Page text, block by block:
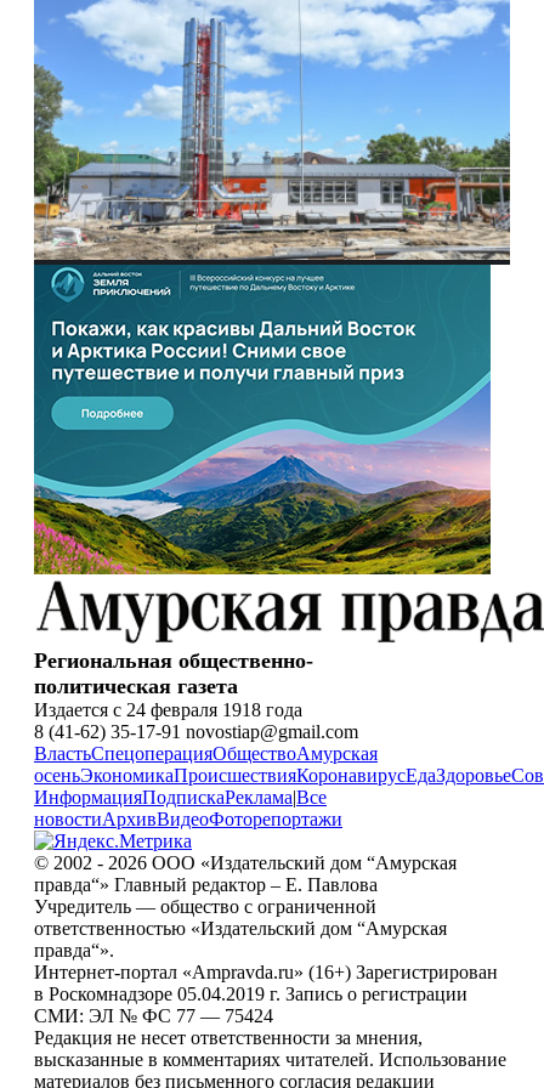
Региональная общественно-
политическая газета
Издается с 24 февраля 1918 года
8 (41-62) 35-17-91 novostiap@gmail.com
ВластьСпецоперацияОбществоАмурская
осеньЭкономикаПроисшествияКоронавирусЕдаЗдоровье
ИнформацияПодпискаРеклама|Все
новостиАрхивВидеоФоторепортажи
© 2002 - 2026 ООО «Издательский дом “Амурская
правда“» Главный редактор – Е. Павлова
Учредитель — общество с ограниченной
ответственностью «Издательский дом “Амурская
правда“».
Интернет-портал «Ampravda.ru» (16+) Зарегистрирован
в Роскомнадзоре 05.04.2019 г. Запись о регистрации
СМИ: ЭЛ № ФС 77 — 75424
Редакция не несет ответственности за мнения,
высказанные в комментариях читателей. Использование
материалов без письменного согласия редакции